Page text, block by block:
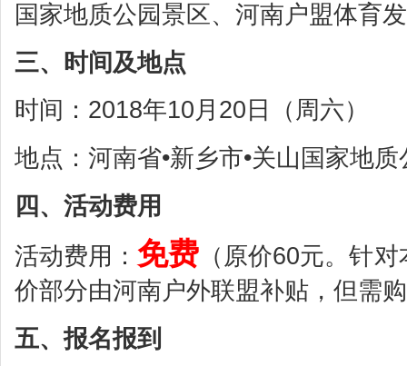
国家地质公园景区、河南户盟体育
三、时间及地点
时间：2018年10月20日（周六）
地点：河南省•新乡市•关山国家地
四、活动费用
活动费用：免费 （原价60元。针
价部分由河南户外联盟补贴，但需
五、报名报到